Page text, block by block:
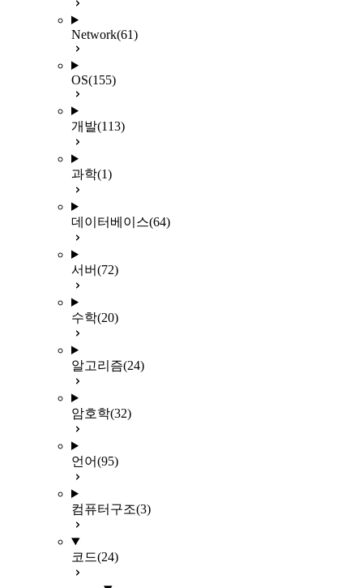
Network(61)
OS(155)
개발(113)
과학(1)
데이터베이스(64)
서버(72)
수학(20)
알고리즘(24)
암호학(32)
언어(95)
컴퓨터구조(3)
코드(24)